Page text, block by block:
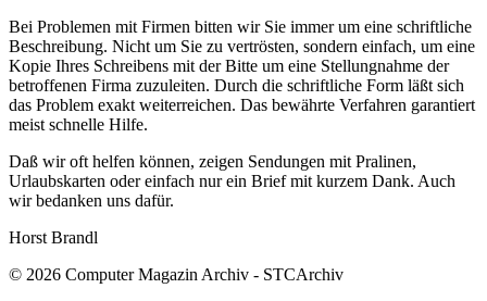
Bei Problemen mit Firmen bitten wir Sie immer um eine schriftliche
Beschreibung. Nicht um Sie zu vertrösten, sondern einfach, um eine
Kopie Ihres Schreibens mit der Bitte um eine Stellungnahme der
betroffenen Firma zuzuleiten. Durch die schriftliche Form läßt sich
das Problem exakt weiterreichen. Das bewährte Verfahren garantiert
meist schnelle Hilfe.
Daß wir oft helfen können, zeigen Sendungen mit Pralinen,
Urlaubskarten oder einfach nur ein Brief mit kurzem Dank. Auch
wir bedanken uns dafür.
Horst Brandl
© 2026 Computer Magazin Archiv - STCArchiv